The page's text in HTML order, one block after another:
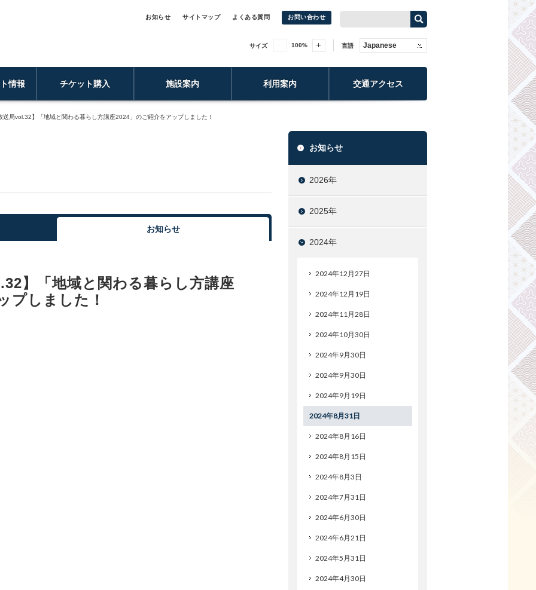
お知らせ サイトマップ よくある質問 お問い合わせ
サイズ 100% 言語 Japanese
情報 チケット購入 施設案内 利用案内 交通アクセス
送局vol.32】「地域と関わる暮らし方講座2024」のご紹介をアップしました！
お知らせ
】「地域と関わる暮らし方講座
プしました！
お知らせ
2026年
2025年
2024年
2024年12月27日
2024年12月19日
2024年11月28日
2024年10月30日
2024年9月30日
2024年9月30日
2024年9月19日
2024年8月31日
2024年8月16日
2024年8月15日
2024年8月3日
2024年7月31日
2024年6月30日
2024年6月21日
2024年5月31日
2024年4月30日